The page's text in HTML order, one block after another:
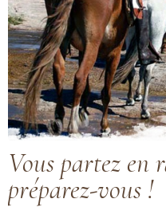
Vous partez en
préparez-vous !